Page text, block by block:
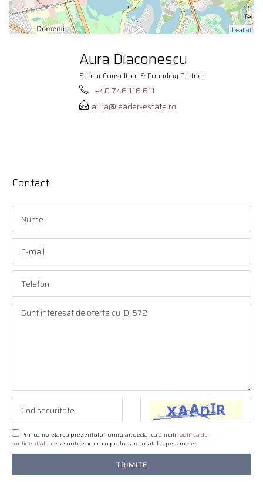
Leaflet
Aura Diaconescu
Senior Consultant & Founding Partner
+40 746 116 611
aura@leader-estate.ro
Contact
Prin completarea prezentului formular, declar ca am citit politica de
confidentialitate si sunt de acord cu prelucrarea datelor personale.
TRIMITE